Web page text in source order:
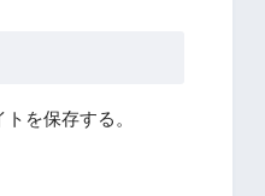
を保存する。